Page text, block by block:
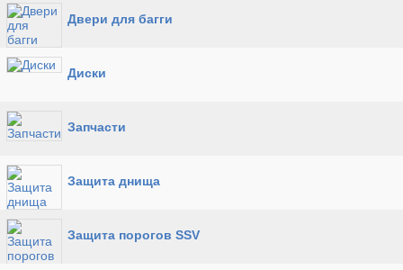
Двери для багги
Диски
Запчасти
Защита днища
Защита порогов SSV